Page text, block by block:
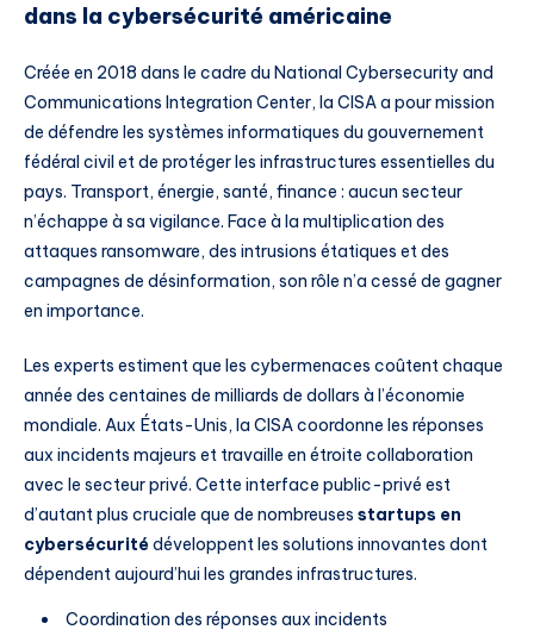
dans la cybersécurité américaine
Créée en 2018 dans le cadre du National Cybersecurity and
Communications Integration Center, la CISA a pour mission
de défendre les systèmes informatiques du gouvernement
fédéral civil et de protéger les infrastructures essentielles du
pays. Transport, énergie, santé, finance : aucun secteur
n’échappe à sa vigilance. Face à la multiplication des
attaques ransomware, des intrusions étatiques et des
campagnes de désinformation, son rôle n’a cessé de gagner
en importance.
Les experts estiment que les cybermenaces coûtent chaque
année des centaines de milliards de dollars à l’économie
mondiale. Aux États-Unis, la CISA coordonne les réponses
aux incidents majeurs et travaille en étroite collaboration
avec le secteur privé. Cette interface public-privé est
d’autant plus cruciale que de nombreuses startups en
cybersécuritédéveloppent les solutions innovantes dont
dépendent aujourd’hui les grandes infrastructures.
Coordination des réponses aux incidents